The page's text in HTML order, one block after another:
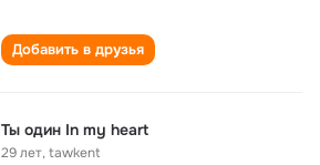
Добавить в друзья
Ты один In my heart
29 лет,tawkent